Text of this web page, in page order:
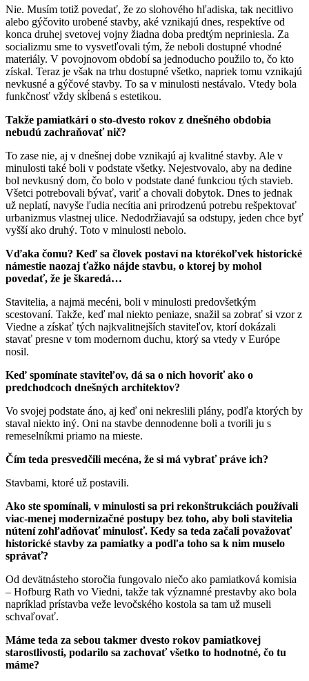
Nie. Musím totiž povedať, že zo slohového hľadiska, tak necitlivo
alebo gýčovito urobené stavby, aké vznikajú dnes, respektíve od
konca druhej svetovej vojny žiadna doba predtým nepriniesla. Za
socializmu sme to vysvetľovali tým, že neboli dostupné vhodné
materiály. V povojnovom období sa jednoducho použilo to, čo kto
získal. Teraz je však na trhu dostupné všetko, napriek tomu vznikajú
nevkusné a gýčové stavby. To sa v minulosti nestávalo. Vtedy bola
funkčnosť vždy skĺbená s estetikou.
Takže pamiatkári o sto-dvesto rokov z dnešného obdobia
nebudú zachraňovať nič?
To zase nie, aj v dnešnej dobe vznikajú aj kvalitné stavby. Ale v
minulosti také boli v podstate všetky. Nejestvovalo, aby na dedine
bol nevkusný dom, čo bolo v podstate dané funkciou tých stavieb.
Všetci potrebovali bývať, variť a chovali dobytok. Dnes to jednak
už neplatí, navyše ľudia necítia ani prirodzenú potrebu rešpektovať
urbanizmus vlastnej ulice. Nedodržiavajú sa odstupy, jeden chce byť
vyšší ako druhý. Toto v minulosti nebolo.
Vďaka čomu? Keď sa človek postaví na ktorékoľvek historické
námestie naozaj ťažko nájde stavbu, o ktorej by mohol
povedať, že je škaredá…
Stavitelia, a najmä mecéni, boli v minulosti predovšetkým
scestovaní. Takže, keď mal niekto peniaze, snažil sa zobrať si vzor z
Viedne a získať tých najkvalitnejších staviteľov, ktorí dokázali
stavať presne v tom modernom duchu, ktorý sa vtedy v Európe
nosil.
Keď spomínate staviteľov, dá sa o nich hovoriť ako o
predchodcoch dnešných architektov?
Vo svojej podstate áno, aj keď oni nekreslili plány, podľa ktorých by
staval niekto iný. Oni na stavbe dennodenne boli a tvorili ju s
remeselníkmi priamo na mieste.
Čím teda presvedčili mecéna, že si má vybrať práve ich?
Stavbami, ktoré už postavili.
Ako ste spomínali, v minulosti sa pri rekonštrukciách používali
viac-menej modernizačné postupy bez toho, aby boli stavitelia
nútení zohľadňovať minulosť. Kedy sa teda začali považovať
historické stavby za pamiatky a podľa toho sa k nim muselo
správať?
Od devätnásteho storočia fungovalo niečo ako pamiatková komisia
– Hofburg Rath vo Viedni, takže tak významné prestavby ako bola
napríklad prístavba veže levočského kostola sa tam už museli
schvaľovať.
Máme teda za sebou takmer dvesto rokov pamiatkovej
starostlivosti, podarilo sa zachovať všetko to hodnotné, čo tu
máme?